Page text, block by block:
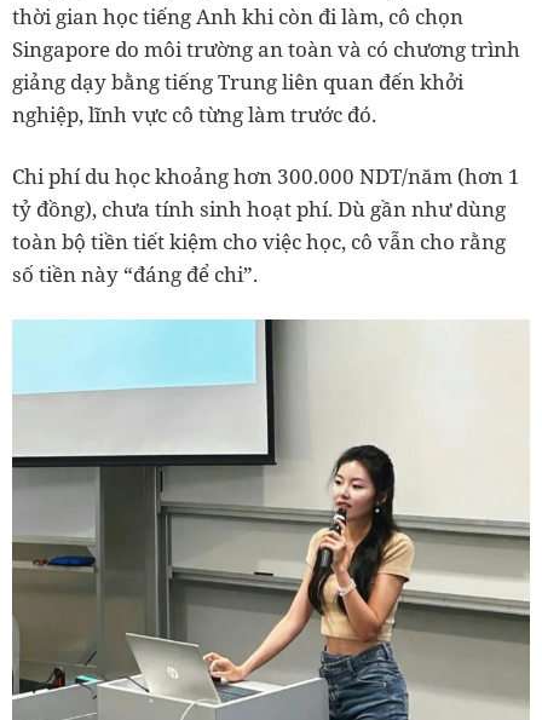
thời gian học tiếng Anh khi còn đi làm, cô chọn
Singapore do môi trường an toàn và có chương trình
giảng dạy bằng tiếng Trung liên quan đến khởi
nghiệp, lĩnh vực cô từng làm trước đó.
Chi phí du học khoảng hơn 300.000 NDT/năm (hơn 1
tỷ đồng), chưa tính sinh hoạt phí. Dù gần như dùng
toàn bộ tiền tiết kiệm cho việc học, cô vẫn cho rằng
số tiền này “đáng để chi”.